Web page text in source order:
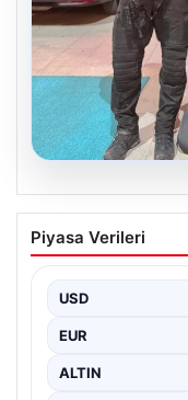
05.08.2026
FETÖ’nün
Teröristin
15 Temmuz 2016
planlanan suikast
Piyasa Verileri
USD
EUR
ALTIN